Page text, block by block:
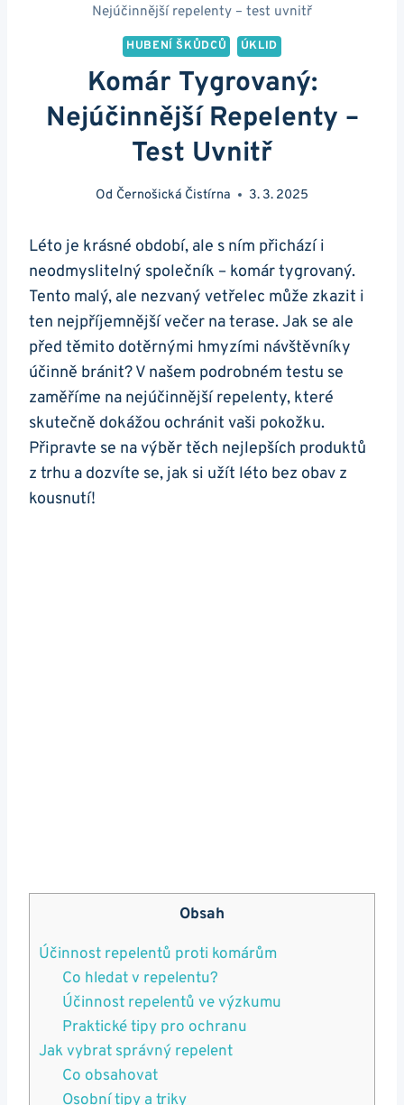
Nejúčinnější repelenty – test uvnitř
HUBENÍ ŠKŮDCŮ ÚKLID
Komár Tygrovaný:
Nejúčinnější Repelenty –
Test Uvnitř
Od Černošická Čistírna 3. 3. 2025
Léto je krásné období, ale s ním přichází i
neodmyslitelný společník – komár tygrovaný.
Tento malý, ale nezvaný vetřelec může zkazit i
ten nejpříjemnější večer na terase. Jak se ale
před těmito dotěrnými hmyzími návštěvníky
účinně bránit? V našem podrobném testu se
zaměříme na nejúčinnější repelenty, které
skutečně dokážou ochránit vaši pokožku.
Připravte se na výběr těch nejlepších produktů
z trhu a dozvíte se, jak si užít léto bez obav z
kousnutí!
Obsah
Účinnost repelentů proti komárům
Co hledat v repelentu?
Účinnost repelentů ve výzkumu
Praktické tipy pro ochranu
Jak vybrat správný repelent
Co obsahovat
Osobní tipy a triky